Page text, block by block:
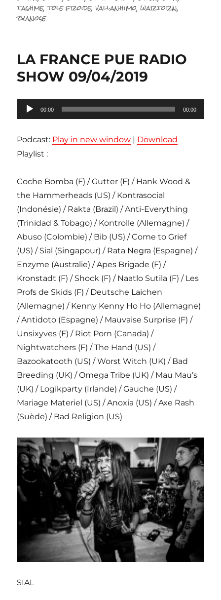
tashme,tole froide,vallanhimo,wartorn,
zyanose
LA FRANCE PUE RADIO
SHOW 09/04/2019
Lecteur
audio
00:00 00:00
Podcast: Play in new window | Download
Playlist :
Coche Bomba (F) / Gutter (F) / Hank Wood &
the Hammerheads (US) / Kontrasocial
(Indonésie) / Rakta (Brazil) / Anti-Everything
(Trinidad & Tobago) / Kontrolle (Allemagne) /
Abuso (Colombie) / Bib (US) / Come to Grief
(US) / Sial (Singapour) / Rata Negra (Espagne) /
Enzyme (Australie) / Apes Brigade (F) /
Kronstadt (F) / Shock (F) / Naatlo Sutila (F) / Les
Profs de Skids (F) / Deutsche Laichen
(Allemagne) / Kenny Kenny Ho Ho (Allemagne)
/ Antidoto (Espagne) / Mauvaise Surprise (F) /
Unsixyves (F) / Riot Porn (Canada) /
Nightwatchers (F) / The Hand (US) /
Bazookatooth (US) / Worst Witch (UK) / Bad
Breeding (UK) / Omega Tribe (UK) / Mau Mau’s
(UK) / Logikparty (Irlande) / Gauche (US) /
Mariage Materiel (US) / Anoxia (US) / Axe Rash
(Suède) / Bad Religion (US)
SIAL